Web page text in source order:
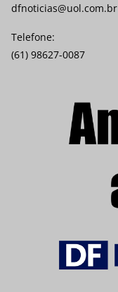
dfnoticias@uol.com.br
Telefone:
(61) 98627-0087